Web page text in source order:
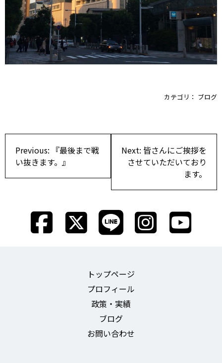
カテゴリ： ブログ
稿
ナ
Previous: 『最後まで戦
い抜きます。』
Next: 皆さんにご挨拶を
させていただいており
ます。
トップページ
プロフィール
政策・実績
ブログ
お問い合わせ